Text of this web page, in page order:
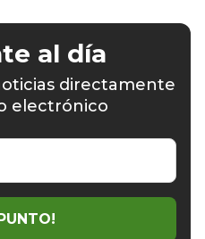
al día
directamente
electrónico